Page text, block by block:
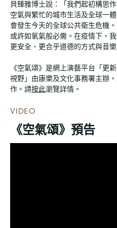
貝臻雅博士說：「我們起初構思
空氣與繁忙的城市生活及全球一
會發生今天的全球公共衛生危機
或許如氧氣般必需。在疫情下，
更安全、更合乎道德的方式與音樂
《空氣頌》是網上演藝平台「更
視野」由康樂及文化事務署主辦
作。請按此瀏覽詳情。
VIDEO
《空氣頌》預告